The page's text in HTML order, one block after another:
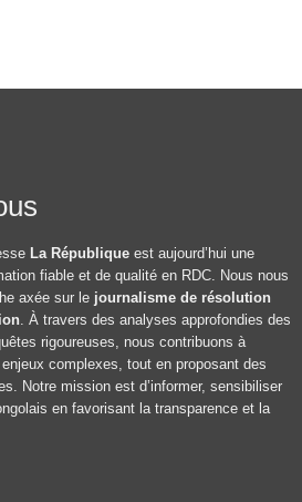
La République est aujourd’hui une
fiable et de qualité en RDC. Nous nous
axée sur le journalisme de résolution
. À travers des analyses approfondies des
rigoureuses, nous contribuons à
complexes, tout en proposant des
Notre mission est d’informer, sensibiliser
en favorisant la transparence et la